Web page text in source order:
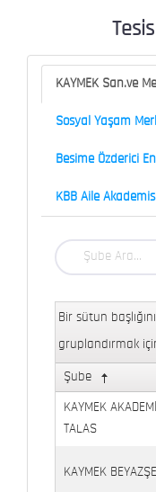
KAYMEK San.ve
Sosyal Yaşam
Besime Özderici
KBB Aile
Bir sütun
gruplandırmak
Şube
KAYMEK AKADEMİ
TALAS
KAYMEK